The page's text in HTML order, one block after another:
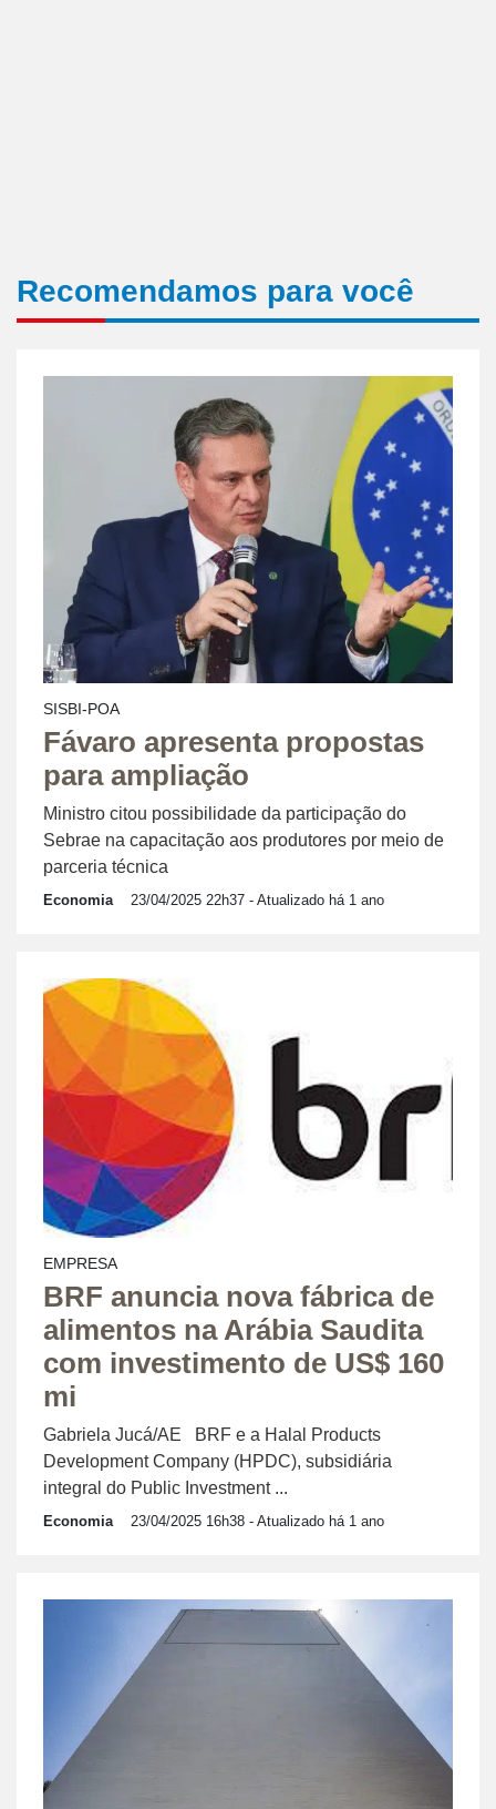
Recomendamos para você
SISBI-POA
Fávaro apresenta propostas
para ampliação
Ministro citou possibilidade da participação do
Sebrae na capacitação aos produtores por meio de
parceria técnica
Economia 23/04/2025 22h37 - Atualizado há 1 ano
EMPRESA
BRF anuncia nova fábrica de
alimentos na Arábia Saudita
com investimento de US$ 160
mi
Gabriela Jucá/AE BRF e a Halal Products
Development Company (HPDC), subsidiária
integral do Public Investment ...
Economia 23/04/2025 16h38 - Atualizado há 1 ano